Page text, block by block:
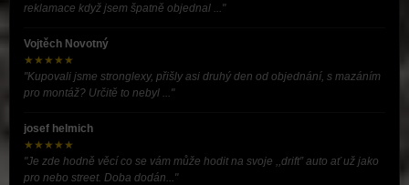
reklamace když jsem špatně objednal ..."
Vojtěch Novotný
★★★★★
"Kupovali jsme stronglexy, přišly asi druhý den od objednání, s mazáním
pro montáž? Určitě to nebyl ..."
josef helmich
★★★★★
"Je zde hodně věcí co se vám může hodit na svoje ,,drift” auto ať už jako
pro nebo street. Doba dodán..."